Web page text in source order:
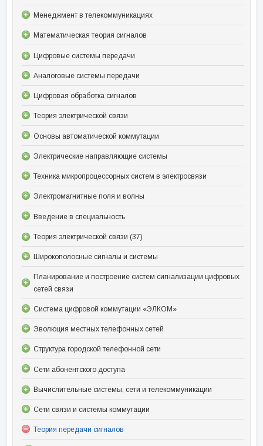
Менеджмент в телекоммуникациях
Математическая теория сигналов
Цифровые системы передачи
Аналоговые системы передачи
Цифровая обработка сигналов
Теория электрической связи
Основы автоматической коммутации
Электрические направляющие системы
Техника микропроцессорных систем в электросвязи
Электромагнитные поля и волны
Введение в специальность
Теория электрической связи (37)
Широкополосные сигналы и системы
Планирование и построение систем сигнализации цифровых
сетей связи
Система цифровой коммутации «ЭЛКОМ»
Эволюция местных телефонных сетей
Структура городской телефонной сети
Сети абонентского доступа
Вычислительные системы, сети и телекоммуникации
Сети связи и системы коммутации
Теория передачи сигналов